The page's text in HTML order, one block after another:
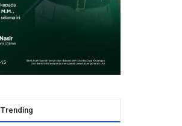
Trending